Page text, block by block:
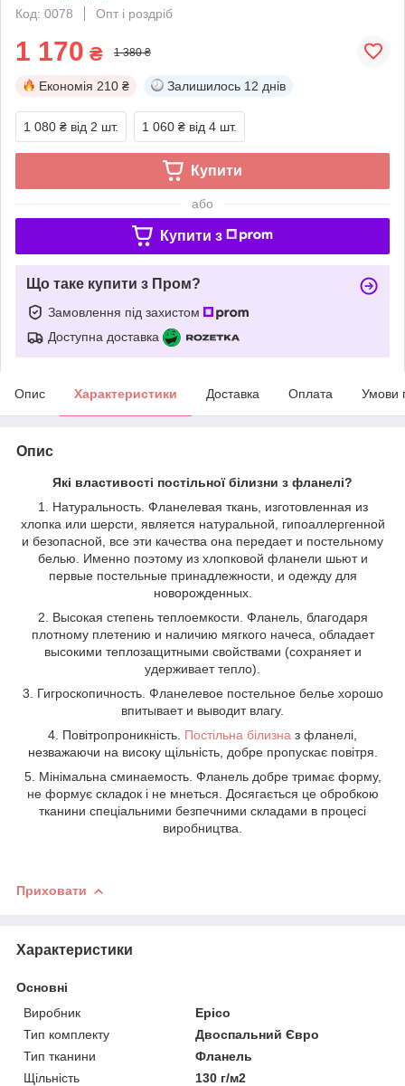
Код: 0078
Опт і роздріб
1 170 ₴ 1 380 ₴
Економія 210 ₴ Залишилось 12 днів
1 080 ₴ від 2 шт. 1 060 ₴ від 4 шт.
Купити
або
Купити з
Що таке купити з Пром?
Замовлення під захистом
Доступна доставка
Опис Характеристики Доставка Оплата Умови
Опис
Які властивості постільної білизни з фланелі?
1. Натуральность. Фланелевая ткань, изготовленная из
хлопка или шерсти, является натуральной, гипоаллергенной
и безопасной, все эти качества она передает и постельному
белью. Именно поэтому из хлопковой фланели шьют и
первые постельные принадлежности, и одежду для
новорожденных.
2. Высокая степень теплоемкости. Фланель, благодаря
плотному плетению и наличию мягкого начеса, обладает
высокими теплозащитными свойствами (сохраняет и
удерживает тепло).
3. Гигроскопичность. Фланелевое постельное белье хорошо
впитывает и выводит влагу.
4. Повітропроникність. Постільна білизна з фланелі,
незважаючи на високу щільність, добре пропускає повітря.
5. Мінімальна сминаемость. Фланель добре тримає форму,
не формує складок і не мнеться. Досягається це обробкою
тканини спеціальними безпечними складами в процесі
виробництва.
Приховати
Характеристики
Основні
Виробник
Epico
Тип комплекту
Двоспальний Євро
Тип тканини
Фланель
Щільність
130 г/м2